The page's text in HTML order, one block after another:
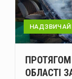
ОБЛАСТІ